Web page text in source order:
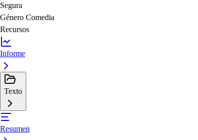
Segura
Género Comedia
Recursos
Informe
Texto
Resumen